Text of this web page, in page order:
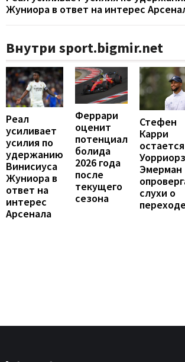
Жуниора в ответ на интерес
Внутри sport.bigmir.net
Реал
усиливает
усилия по
удержанию
Винисиуса
Жуниора в
ответ на
интерес
Арсенала
Феррари
оценит
потенциал
болида
2026 года
после
текущего
сезона
Стефен
Карри
Эмерман
слухи о
переходе